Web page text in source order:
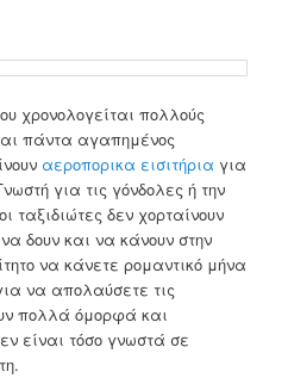
χρονολογείται πολλούς
πάντα αγαπημένος
αεροπορικα εισιτήρια για
για τις γόνδολες ή την
ταξιδιώτες δεν χορταίνουν
δουν και να κάνουν στην
να κάνετε ρομαντικό μήνα
να απολαύσετε τις
πολλά όμορφά και
είναι τόσο γνωστά σε